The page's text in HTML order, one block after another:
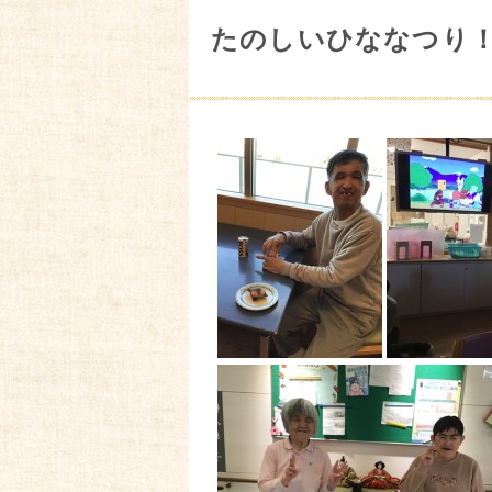
たのしいひななつり